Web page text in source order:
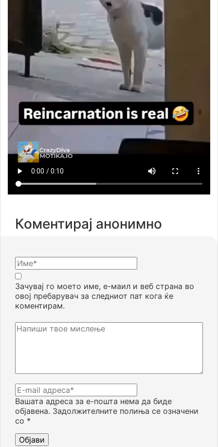
Коментирај анонимно
Вашата адреса за е-пошта нема да биде
објавена. Задолжителните полиња се означени
со *
Зачувај го моето име, е-маил и веб страна во
овој пребарувач за следниот пат кога ќе
коментирам.